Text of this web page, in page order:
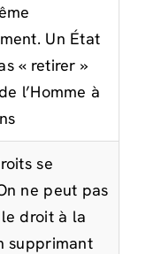
Un État
« retirer »
l’Homme à
se
ne peut pas
droit à la
supprimant